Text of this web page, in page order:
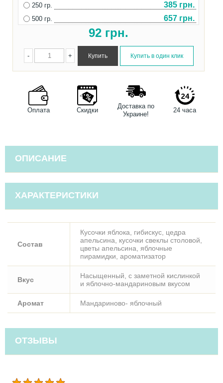
250 гр. 385 грн.
500 гр. 657 грн.
92 грн.
+
-
Оплата Скидки
Доставка по
Украине!
24 часа
ОПИСАНИЕ
ХАРАКТЕРИСТИКИ
Состав
Кусочки яблока, гибискус, цедра
апельсина, кусочки свеклы столовой,
цветы апельсина, яблочные
пирамидки, ароматизатор
Вкус
Насыщенный, с заметной кислинкой
и яблочно-мандариновым вкусом
Аромат Мандариново- яблочный
ОТЗЫВЫ